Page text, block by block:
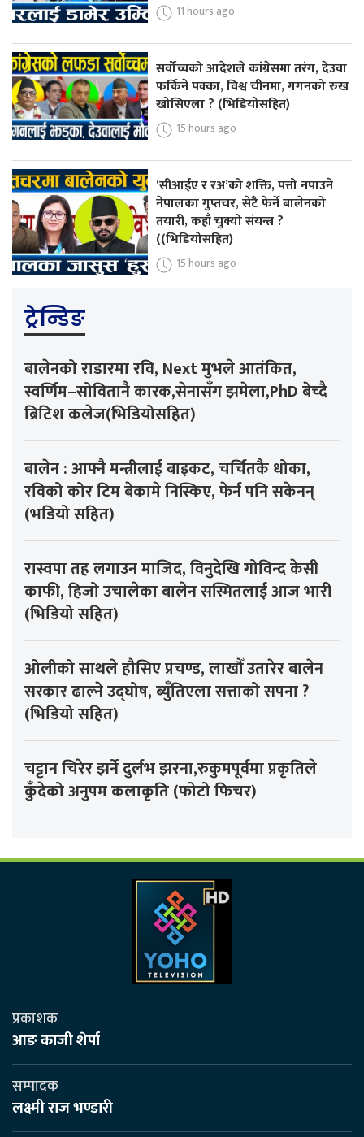
11 hours ago
सर्वोच्चको आदेशले कांग्रेसमा तरंग, देउवा
फर्किने पक्का, विश्व चीनमा, गगनको रुख
खोसिएला ? (भिडियोसहित)
15 hours ago
‘सीआईए र रअ’को शक्ति, पत्तो नपाउने
नेपालका गुप्तचर, सेटै फेर्ने बालेनको
तयारी, कहाँ चुक्यो संयन्त्र ?
((भिडियोसहित)
15 hours ago
ट्रेन्डिङ
बालेनको राडारमा रवि, Next मुभले आतंकित,
स्वर्णिम–सोवितानै कारक,सेनासँग झमेला,PhD बेच्दै
ब्रिटिश कलेज(भिडियोसहित)
बालेन : आफ्नै मन्त्रीलाई बाइकट, चर्चितकै धोका,
रविको कोर टिम बेकामे निस्किए, फेर्न पनि सकेनन्
(भडियो सहित)
रास्वपा तह लगाउन माजिद, विनुदेखि गोविन्द केसी
काफी, हिजो उचालेका बालेन सस्मितलाई आज भारी
(भिडियो सहित)
ओलीको साथले हौसिए प्रचण्ड, लाखौँ उतारेर बालेन
सरकार ढाल्ने उद्घोष, ब्युँतिएला सत्ताको सपना ?
(भिडियो सहित)
चट्टान चिरेर झर्ने दुर्लभ झरना,रुकुमपूर्वमा प्रकृतिले
कुँदेको अनुपम कलाकृति (फोटो फिचर)
प्रकाशक
आङ काजी शेर्पा
सम्पादक
लक्ष्मी राज भण्डारी